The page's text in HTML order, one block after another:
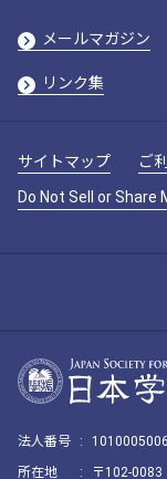
メールマガジン
リンク集
サイトマップ ご
Do Not Sell or Share
法人番号 :
所在地
: 〒102-